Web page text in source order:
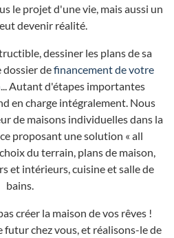
le projet d'une vie, mais aussi un
devenir réalité.
dessiner les plans de sa
definancement de votre
... Autant d'étapes importantes
en charge intégralement. Nous
de maisons individuelles dans la
proposant une solution « all
du terrain, plans de maison,
et intérieurs, cuisine et salle de
bains.
créer la maison de vos rêves !
futur chez vous, et réalisons-le de